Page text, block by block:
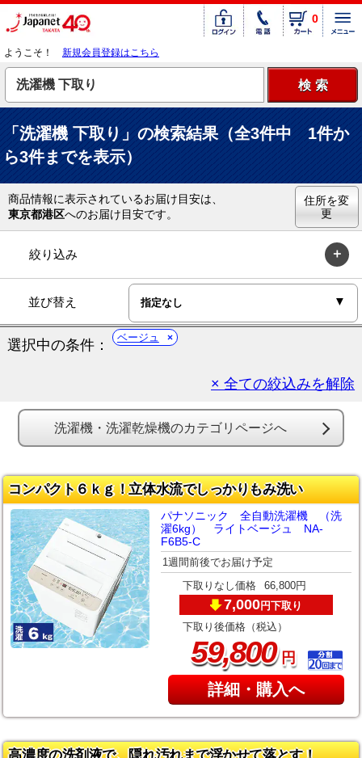
0
ようこそ！ 新規会員登録はこちら
「洗濯機 下取り」の検索結果（全3件中 1件か
ら3件までを表示）
商品情報に表示されているお届け目安は、
東京都港区へのお届け目安です。
住所を変
更
絞り込み
並び替え
選択中の条件： ベージュ
× 全ての絞込みを解除
洗濯機・洗濯乾燥機のカテゴリページへ
コンパクト６ｋｇ！立体水流でしっかりもみ洗い
パナソニック 全自動洗濯機 （洗
濯6kg） ライトベージュ NA-
F6B5-C
1週間前後でお届け予定
下取りなし価格 66,800円
7,000円下取り
下取り後価格（税込）
59,800円
詳細・購入へ